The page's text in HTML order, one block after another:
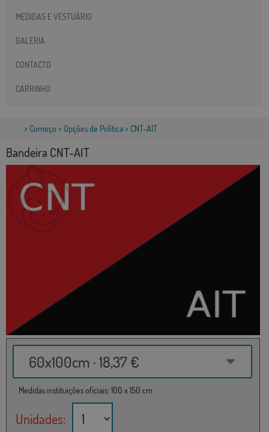
MEDIDAS E VESTUÁRIO
GALERIA
CONTACTO
CARRINHO
> Começo > Opções de Política> CNT-AIT
Bandeira CNT-AIT
60x100cm · 18,37 €
Medidas instituições oficiais: 100 x 150 cm
Unidades: